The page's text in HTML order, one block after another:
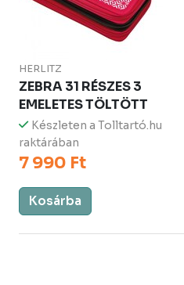
HERLITZ
ZEBRA 31 RÉSZES 3
EMELETES TÖLTÖTT
Készleten a Tolltartó.hu
raktárában
7 990 Ft
Kosárba